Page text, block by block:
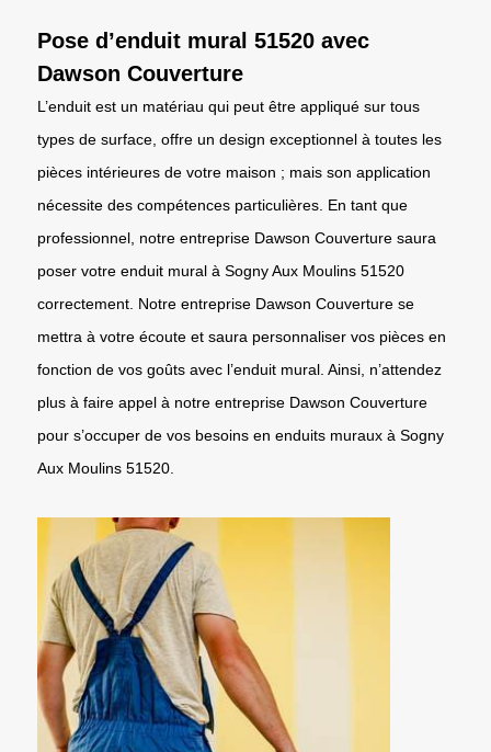
Pose d’enduit mural 51520 avec
Dawson Couverture
L’enduit est un matériau qui peut être appliqué sur tous
types de surface, offre un design exceptionnel à toutes les
pièces intérieures de votre maison ; mais son application
nécessite des compétences particulières. En tant que
professionnel, notre entreprise Dawson Couverture saura
poser votre enduit mural à Sogny Aux Moulins 51520
correctement. Notre entreprise Dawson Couverture se
mettra à votre écoute et saura personnaliser vos pièces en
fonction de vos goûts avec l’enduit mural. Ainsi, n’attendez
plus à faire appel à notre entreprise Dawson Couverture
pour s’occuper de vos besoins en enduits muraux à Sogny
Aux Moulins 51520.